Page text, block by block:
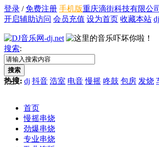
登录 / 免费注册 手机版重庆滴街科技有限公司
开启辅助访问 会员充值 设为首页 收藏本站
搜索:
搜索
热搜: dj 抖音 浩室 电音 慢摇 咚鼓 包房 发烧
首页
慢摇串烧
劲爆串烧
专业串烧